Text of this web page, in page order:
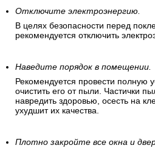
Отключите электроэнергию.
В целях безопасности перед
рекомендуется отключить
Наведите порядок в помещении.
Рекомендуется провести полную
очистить его от пыли. Частички
навредить здоровью, осесть на
ухудшит их качества.
Плотно закройте все окна и